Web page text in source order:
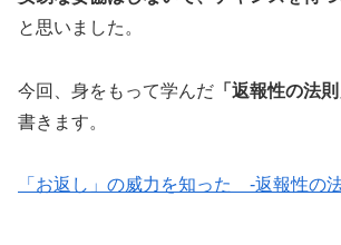
と思いました。
今回、身をもって学んだ 「返報性の法則
書きます。
「お返し」の威力を知った -返報性の